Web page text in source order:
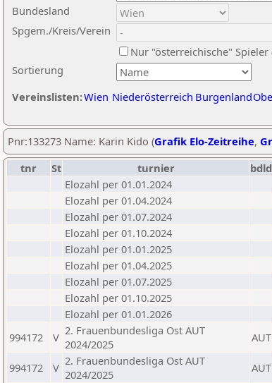
Sortierung
Bundesland
Spgem./Kreis/Verein
Nur "österreichische" Spieler
Vereinslisten:Wien Niederösterreich Burgenland
Pnr:133273 Name: Karin Kido (Grafik Elo-Zeitreihe,
tnr
St turnier bdld
Elozahl per 01.01.2024
Elozahl per 01.04.2024
Elozahl per 01.07.2024
Elozahl per 01.10.2024
Elozahl per 01.01.2025
Elozahl per 01.04.2025
Elozahl per 01.07.2025
Elozahl per 01.10.2025
Elozahl per 01.01.2026
994172
V 2. Frauenbundesliga Ost AUT
2024/2025
AUT
994172 V 2. Frauenbundesliga Ost AUT
2024/2025
AUT